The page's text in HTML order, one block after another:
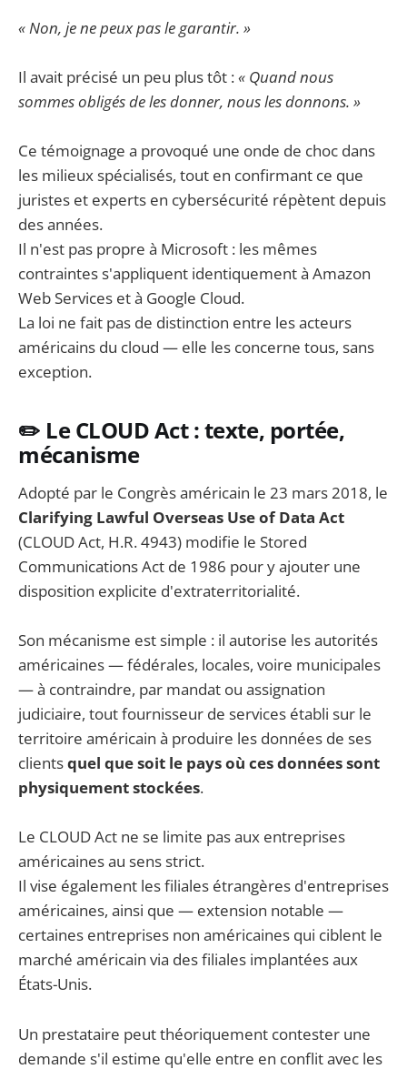
« Non, je ne peux pas le garantir. »
Il avait précisé un peu plus tôt :« Quand nous
sommes obligés de les donner, nous les donnons. »
Ce témoignage a provoqué une onde de choc dans
les milieux spécialisés, tout en confirmant ce que
juristes et experts en cybersécurité répètent depuis
des années.
Il n'est pas propre à Microsoft : les mêmes
contraintes s'appliquent identiquement à Amazon
Web Services et à Google Cloud.
La loi ne fait pas de distinction entre les acteurs
américains du cloud — elle les concerne tous, sans
exception.
✏️ Le CLOUD Act : texte, portée,
mécanisme
Adopté par le Congrès américain le 23 mars 2018, le
Clarifying Lawful Overseas Use of Data Act
(CLOUD Act, H.R. 4943) modifie le Stored
Communications Act de 1986 pour y ajouter une
disposition explicite d'extraterritorialité.
Son mécanisme est simple : il autorise les autorités
américaines — fédérales, locales, voire municipales
— à contraindre, par mandat ou assignation
judiciaire, tout fournisseur de services établi sur le
territoire américain à produire les données de ses
clientsquel que soit le pays où ces données sont
physiquement stockées.
Le CLOUD Act ne se limite pas aux entreprises
américaines au sens strict.
Il vise également les filiales étrangères d'entreprises
américaines, ainsi que — extension notable —
certaines entreprises non américaines qui ciblent le
marché américain via des filiales implantées aux
États-Unis.
Un prestataire peut théoriquement contester une
demande s'il estime qu'elle entre en conflit avec les